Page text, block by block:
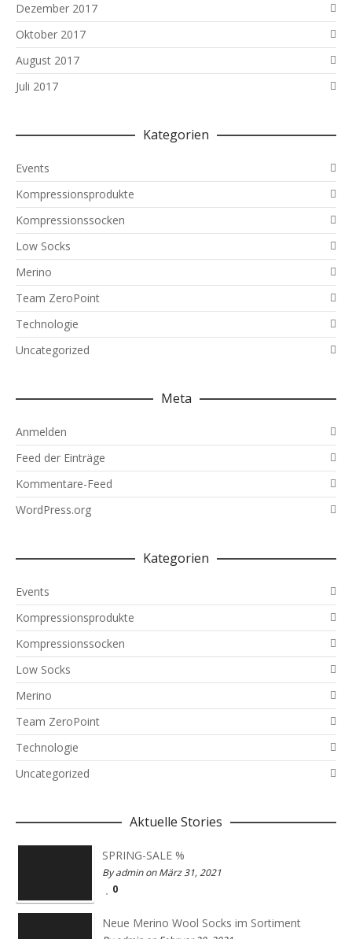
Dezember 2017
Oktober 2017
August 2017
Juli 2017
Kategorien
Events
Kompressionsprodukte
Kompressionssocken
Low Socks
Merino
Team ZeroPoint
Technologie
Uncategorized
Meta
Anmelden
Feed der Einträge
Kommentare-Feed
WordPress.org
Kategorien
Events
Kompressionsprodukte
Kompressionssocken
Low Socks
Merino
Team ZeroPoint
Technologie
Uncategorized
Aktuelle Stories
SPRING-SALE %
By admin on März 31, 2021
0
Neue Merino Wool Socks im Sortiment